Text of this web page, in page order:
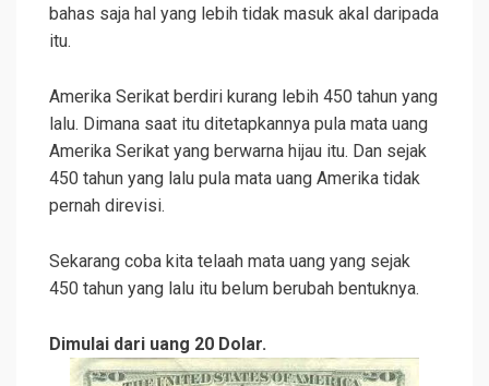
bahas saja hal yang lebih tidak masuk akal daripada
itu.
Amerika Serikat berdiri kurang lebih 450 tahun yang
lalu. Dimana saat itu ditetapkannya pula mata uang
Amerika Serikat yang berwarna hijau itu. Dan sejak
450 tahun yang lalu pula mata uang Amerika tidak
pernah direvisi.
Sekarang coba kita telaah mata uang yang sejak
450 tahun yang lalu itu belum berubah bentuknya.
Dimulai dari uang 20 Dolar.